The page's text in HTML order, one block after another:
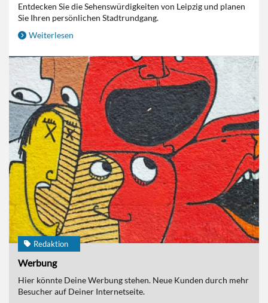
Entdecken Sie die Sehenswürdigkeiten von Leipzig und planen
Sie Ihren persönlichen Stadtrundgang.
Weiterlesen
Redaktion
Werbung
Hier könnte Deine Werbung stehen. Neue Kunden durch mehr
Besucher auf Deiner Internetseite.